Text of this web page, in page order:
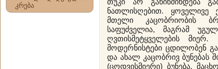
კრება
ნათლისღებით. ყოველივე
მთელი კაცობრიობის
საფუძველია, მაგრამ
ღვთისმეტყველების
მოდერნისტები ცდილობენ
და ახალ კაცობრივ ბუნებას
(ცოდვისმიერი) ბუნება,